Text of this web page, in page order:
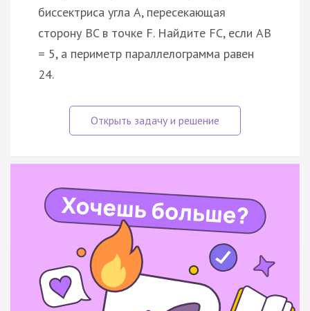
биссектриса угла A, пересекающая
сторону BC в точке F. Найдите FC, если AB
= 5, а периметр параллелограмма равен
24.